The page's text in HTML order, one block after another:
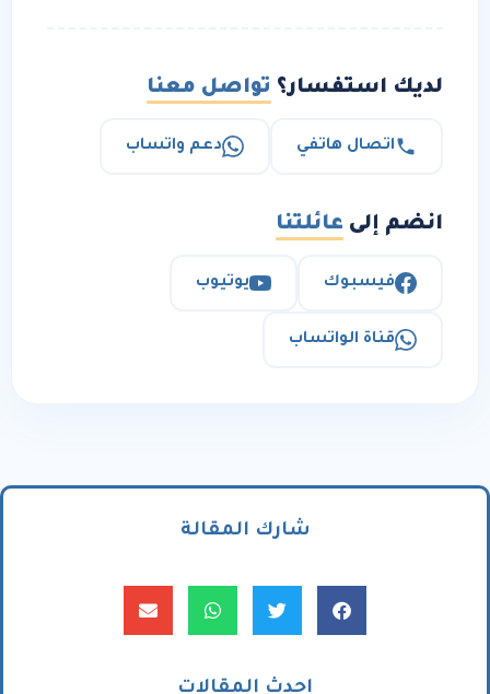
لديك استفسار؟ تواصل معنا
اتصال هاتفي دعم واتساب
انضم إلى عائلتنا
فيسبوك يوتيوب
قناة الواتساب
شارك المقالة
احدث المقالات